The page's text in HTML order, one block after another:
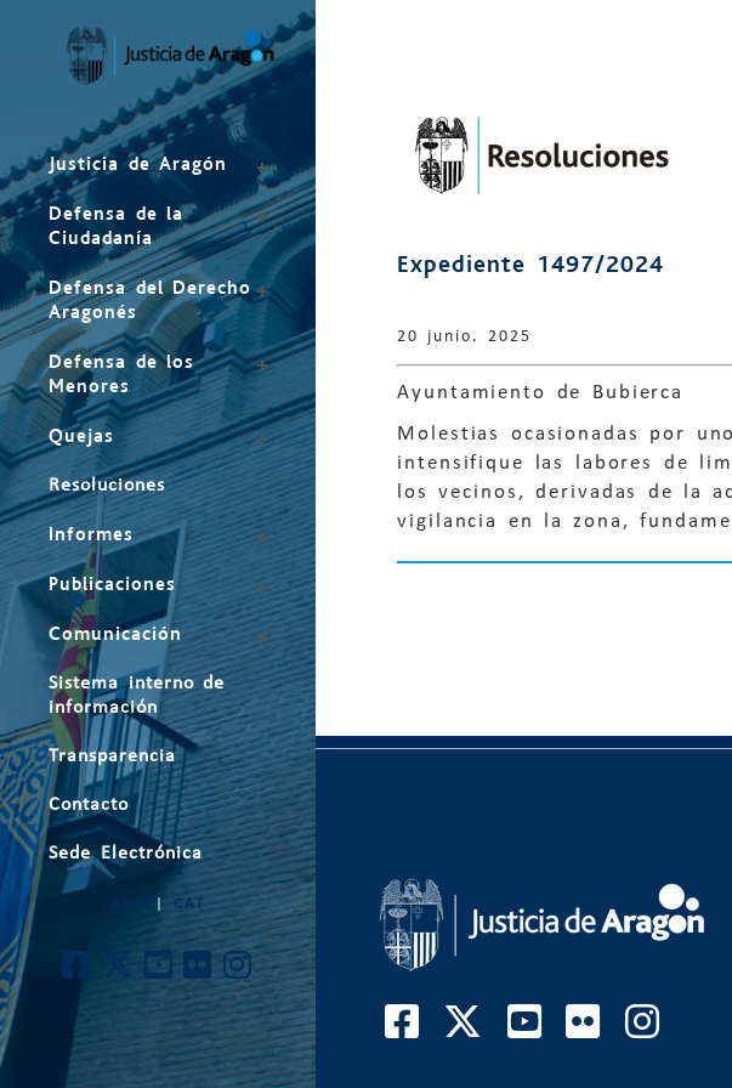
Justicia de Aragón
Defensa de la
Ciudadanía
Defensa del Derecho
Aragonés
Defensa de los
Menores
Quejas
Resoluciones
Informes
Publicaciones
Comunicación
Sistema interno de
información
Transparencia
Contacto
Sede Electrónica
ARA CAT
Expediente 1497/2024
20 junio. 2025
Ayuntamiento de Bubierca
Molestias ocasionadas por
intensifique las labores de
los vecinos, derivadas de la
vigilancia en la zona,